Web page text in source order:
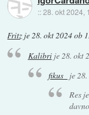
::28. okt 2024,
Fritz je28. okt 2024 ob
Kalibrije28. okt
fikus_ je
Res